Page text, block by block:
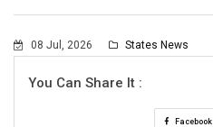
08 Jul, 2026 States News
You Can Share It :
Facebook